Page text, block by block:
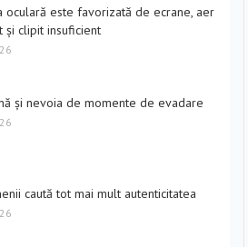
oculară este favorizată de ecrane, aer
și clipit insuficient
și nevoia de momente de evadare
caută tot mai mult autenticitatea